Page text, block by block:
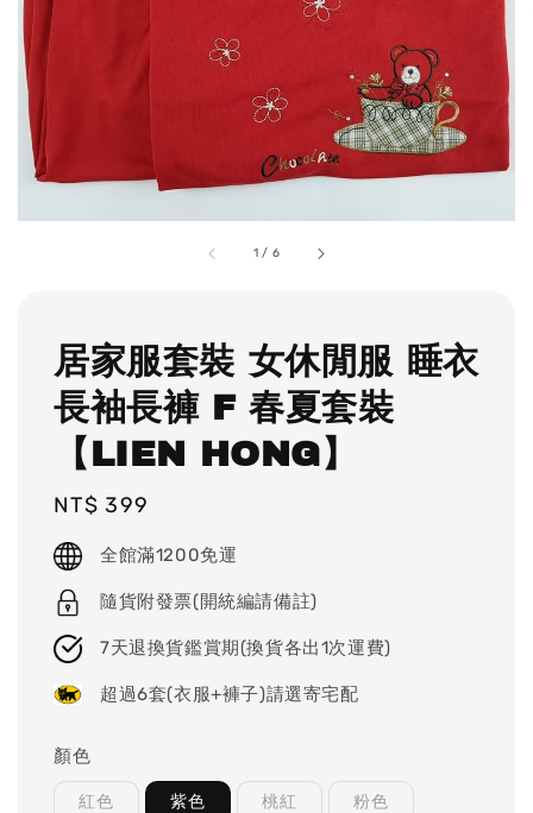
1 / 6
居家服套裝 女休閒服 睡衣
長袖長褲 F 春夏套裝
【LIEN HONG】
Regular
price
NT$ 399
全館滿1200免運
隨貨附發票(開統編請備註)
7天退換貨鑑賞期(換貨各出1次運費)
超過6套(衣服+褲子)請選寄宅配
顏色
紅色 紫色 桃紅 粉色